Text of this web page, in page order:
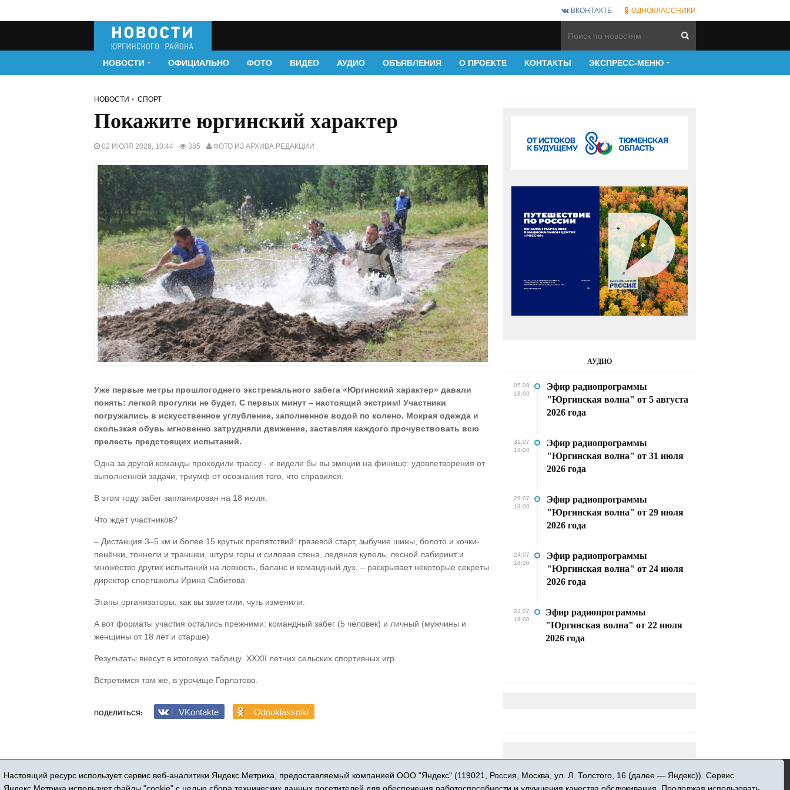
ВКОНТАКТЕ ОДНОКЛАССНИКИ
НОВОСТИ ОФИЦИАЛЬНО ФОТО ВИДЕО АУДИО ОБЪЯВЛЕНИЯ О ПРОЕКТЕ КОНТАКТЫ ЭКСПРЕСС-МЕНЮ
НОВОСТИ СПОРТ
Покажите юргинский характер
02 ИЮЛЯ 2026, 10:44 385 ФОТО ИЗ АРХИВА РЕДАКЦИИ
Уже первые метры прошлогоднего экстремального забега «Юргинский характер» давали
понять: легкой прогулки не будет. С первых минут – настоящий экстрим! Участники
погружались в искусственное углубление, заполненное водой по колено. Мокрая одежда и
скользкая обувь мгновенно затрудняли движение, заставляя каждого прочувствовать всю
прелесть предстоящих испытаний.
Одна за другой команды проходили трассу - и видели бы вы эмоции на финише: удовлетворения от
выполненной задачи, триумф от осознания того, что справился.
В этом году забег запланирован на 18 июля.
Что ждет участников?
– Дистанция 3–5 км и более 15 крутых препятствий: грязевой старт, зыбучие шины, болото и кочки-
пенёчки, тоннели и траншеи, штурм горы и силовая стена, ледяная купель, лесной лабиринт и
множество других испытаний на ловкость, баланс и командный дух, – раскрывает некоторые секреты
директор спортшколы Ирина Сабитова.
Этапы организаторы, как вы заметили, чуть изменили.
А вот форматы участия остались прежними: командный забег (5 человек) и личный (мужчины и
женщины от 18 лет и старше)
Результаты внесут в итоговую таблицу XXXII летних сельских спортивных игр.
Встретимся там же, в урочище Горлатово.
ПОДЕЛИТЬСЯ: VKontakte Odnoklassniki
АУДИО
05.08
18:00
Эфир радиопрограммы
"Юргинская волна" от 5 августа
2026 года
31.07
18:00
Эфир радиопрограммы
"Юргинская волна" от 31 июля
2026 года
29.07
18:00
Эфир радиопрограммы
"Юргинская волна" от 29 июля
2026 года
24.07
18:00
Эфир радиопрограммы
"Юргинская волна" от 24 июля
2026 года
22.07
18:00
Эфир радиопрограммы
"Юргинская волна" от 22 июля
2026 года
16+ © 2015-2026 Сетевое издание «Новости Юргинского района»
Регистрационный номер СМИ ЭЛ № ФС 77 - 66052 выдан Федеральной службой по надзору в сфере связи, информационных технологий и массовых
Настоящий ресурс использует сервис веб-аналитики Яндекс.Метрика, предоставляемый компанией ООО "Яндекс" (119021, Россия, Москва, ул. Л. Толстого, 16 (далее — Яндекс)). Сервис